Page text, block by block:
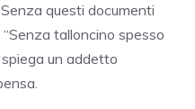
questi documenti
talloncino spesso
un addetto